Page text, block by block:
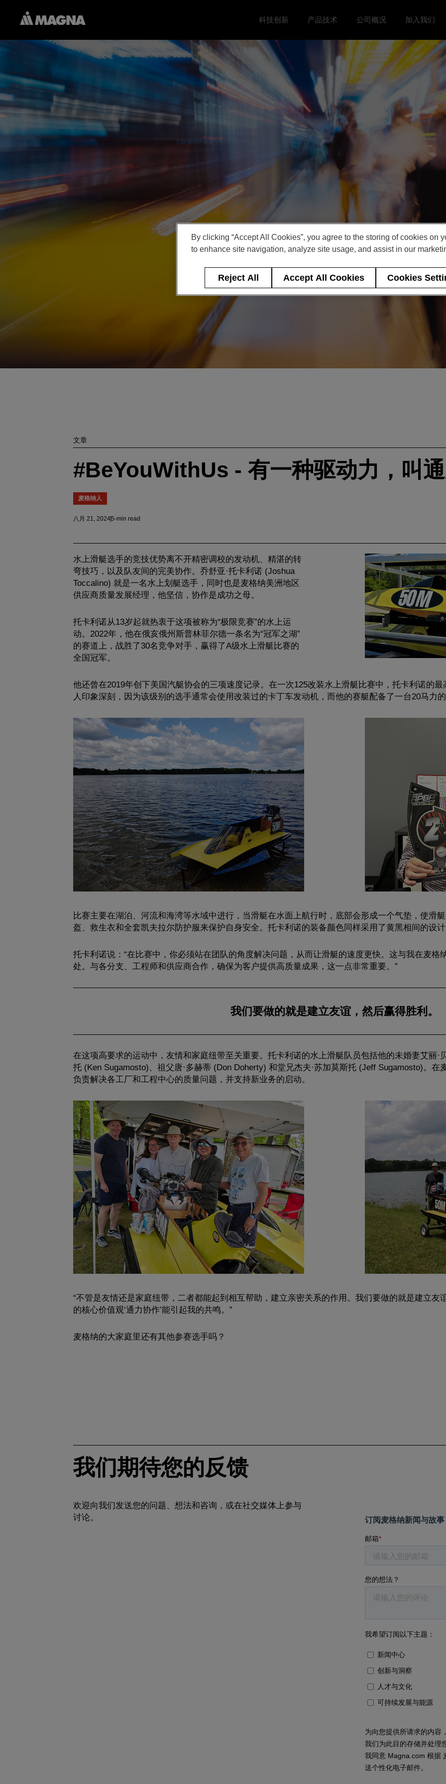
Toggle 科技创新 menu
科技创新 Toggle
产品技术 Toggle 公司概况 menu
公司概况 Toggle 加
加入我们
文章
#BeYouWithUs - 有一种驱动力，叫
麦格纳人
八月 21, 20245-min read
水上滑艇选手的竞技优势离不开精密调校的发动机、精湛的转
弯技巧，以及队友间的完美协作。乔舒亚·托卡利诺 (Joshua
Toccalino) 就是一名水上划艇选手，同时也是麦格纳美洲地区
供应商质量发展经理，他坚信，协作是成功之母。
托卡利诺从13岁起就热衷于这项被称为“极限竞赛”的水上运
动。2022年，他在俄亥俄州斯普林菲尔德一条名为“冠军之湖”
的赛道上，战胜了30名竞争对手，赢得了A级水上滑艇比赛的
全国冠军。
他还曾在2019年创下美国汽艇协会的三项速度记录。在一次125改装水上滑艇比赛中，托卡利诺的
人印象深刻，因为该级别的选手通常会使用改装过的卡丁车发动机，而他的赛艇配备了一台20马力
比赛主要在湖泊、河流和海湾等水域中进行，当滑艇在水面上航行时，底部会形成一个气垫，使滑
盔、救生衣和全套凯夫拉尔防护服来保护自身安全。托卡利诺的装备颜色同样采用了黄黑相间的设
托卡利诺说：“在比赛中，你必须站在团队的角度解决问题，从而让滑艇的速度更快。这与我在麦格
处。与各分支、工程师和供应商合作，确保为客户提供高质量成果，这一点非常重要。”
我们要做的就是建立友谊，然后赢得胜利。
在这项高要求的运动中，友情和家庭纽带至关重要。托卡利诺的水上滑艇队员包括他的未婚妻艾丽·
托 (Ken Sugamosto)、祖父唐·多赫蒂 (Don Doherty) 和堂兄杰夫·苏加莫斯托 (Jeff Sugamosto)。
负责解决各工厂和工程中心的质量问题，并支持新业务的启动。
“不管是友情还是家庭纽带，二者都能起到相互帮助，建立亲密关系的作用。我们要做的就是建立友
的核心价值观‘通力协作’能引起我的共鸣。”
麦格纳的大家庭里还有其他参赛选手吗？
我们期待您的反馈
欢迎向我们发送您的问题、想法和咨询，或在社交媒体上参与
讨论。
By clicking “Accept All Cookies”, you agree to the storing of cookies on
to enhance site navigation, analyze site usage, and assist in our
Reject All Accept All Cookies Cookies